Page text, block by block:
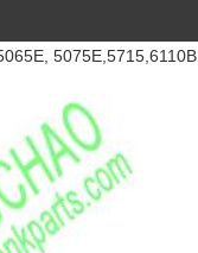
5075E,5715,6110B